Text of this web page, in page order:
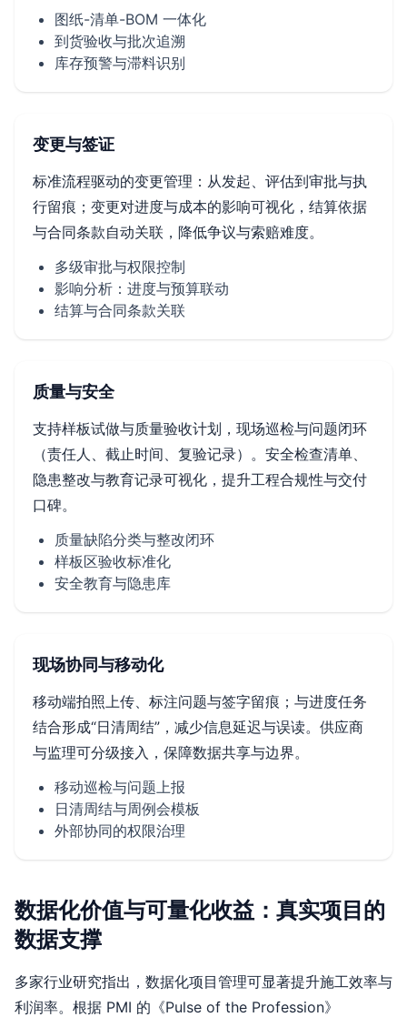
图纸-清单-BOM 一体化
到货验收与批次追溯
库存预警与滞料识别
变更与签证
标准流程驱动的变更管理：从发起、评估到审批与执
行留痕；变更对进度与成本的影响可视化，结算依据
与合同条款自动关联，降低争议与索赔难度。
多级审批与权限控制
影响分析：进度与预算联动
结算与合同条款关联
质量与安全
支持样板试做与质量验收计划，现场巡检与问题闭环
（责任人、截止时间、复验记录）。安全检查清单、
隐患整改与教育记录可视化，提升工程合规性与交付
口碑。
质量缺陷分类与整改闭环
样板区验收标准化
安全教育与隐患库
现场协同与移动化
移动端拍照上传、标注问题与签字留痕；与进度任务
结合形成“日清周结”，减少信息延迟与误读。供应商
与监理可分级接入，保障数据共享与边界。
移动巡检与问题上报
日清周结与周例会模板
外部协同的权限治理
数据化价值与可量化收益：真实项目的
数据支撑
多家行业研究指出，数据化项目管理可显著提升施工效率与
利润率。根据 PMI 的《Pulse of the Profession》